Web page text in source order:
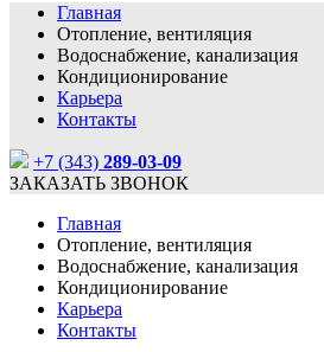
Главная
Отопление, вентиляция
Водоснабжение, канализация
Кондиционирование
Карьера
Контакты
+7 (343) 289-03-09
ЗАКАЗАТЬ ЗВОНОК
Главная
Отопление, вентиляция
Водоснабжение, канализация
Кондиционирование
Карьера
Контакты